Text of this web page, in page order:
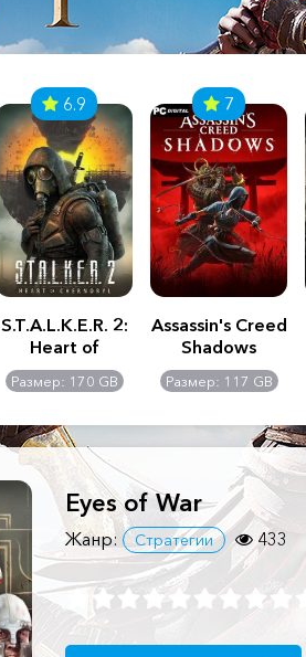
6.9
S.T.A.L.K.E.R. 2:
Heart of
Chernobyl -
Ultimate Edition
Размер: 170 GB
7
Assassin's Creed
Shadows
Размер: 117 GB
Eyes of War
Жанр: Стратегии 433